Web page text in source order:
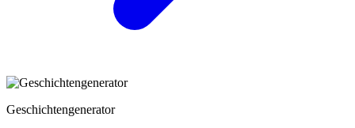
Geschichtengenerator